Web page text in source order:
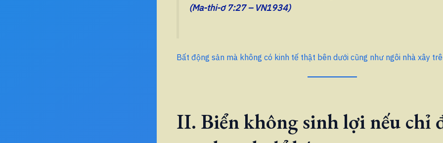
(Ma-thi-ơ 7:27 – VN1934)
Bất động sản mà không có kinh tế thật bên dưới cũng như ngôi nhà xây
II. Biển không sinh lợi nếu chỉ